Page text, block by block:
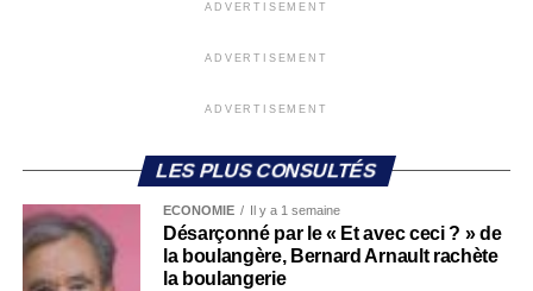
ADVERTISEMENT
ADVERTISEMENT
ADVERTISEMENT
LES PLUS CONSULTÉS
ECONOMIE Il y a 1 semaine
Désarçonné par le « Et avec ceci ? » de
la boulangère, Bernard Arnault rachète
la boulangerie